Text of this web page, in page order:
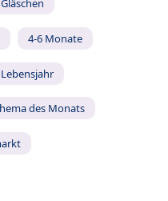
4-6 Monate
des Monats